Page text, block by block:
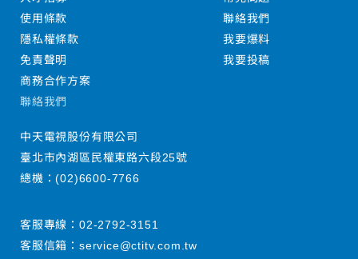
使用條款
隱私權條款
免責聲明
商務合作方案
聯絡我們
我要爆料
我要投稿
聯絡我們
中天電視股份有限公司
臺北市內湖區民權東路六段25號
總機：(02)6600-7766
客服專線： 02-2792-3151
客服信箱： service@ctitv.com.tw